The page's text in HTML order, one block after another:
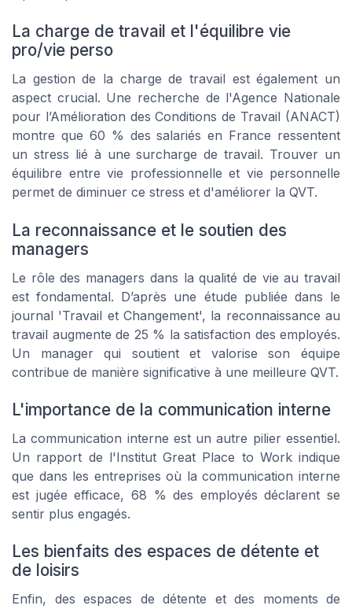
La charge de travail et l'équilibre vie
pro/vie perso
La gestion de la charge de travail est également un
aspect crucial. Une recherche de l'Agence Nationale
pour l’Amélioration des Conditions de Travail (ANACT)
montre que 60 % des salariés en France ressentent
un stress lié à une surcharge de travail. Trouver un
équilibre entre vie professionnelle et vie personnelle
permet de diminuer ce stress et d'améliorer la QVT.
La reconnaissance et le soutien des
managers
Le rôle des managers dans la qualité de vie au travail
est fondamental. D’après une étude publiée dans le
journal 'Travail et Changement', la reconnaissance au
travail augmente de 25 % la satisfaction des employés.
Un manager qui soutient et valorise son équipe
contribue de manière significative à une meilleure QVT.
L'importance de la communication interne
La communication interne est un autre pilier essentiel.
Un rapport de l'Institut Great Place to Work indique
que dans les entreprises où la communication interne
est jugée efficace, 68 % des employés déclarent se
sentir plus engagés.
Les bienfaits des espaces de détente et
de loisirs
Enfin, des espaces de détente et des moments de